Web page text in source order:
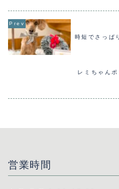
時短でさっ
レミちゃん
営業時間